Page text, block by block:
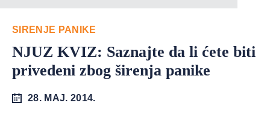
SIRENJE PANIKE
NJUZ KVIZ: Saznajte da li ćete biti
privedeni zbog širenja panike
28. MAJ. 2014.